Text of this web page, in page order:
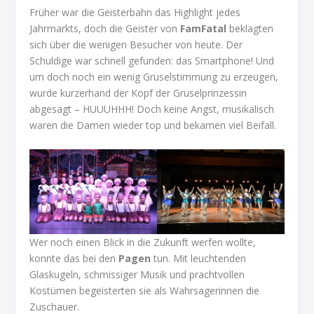
Früher war die Geisterbahn das Highlight jedes
Jahrmarkts, doch die Geister von FamFatal beklagten
sich über die wenigen Besucher von heute. Der
Schuldige war schnell gefunden: das Smartphone! Und
um doch noch ein wenig Gruselstimmung zu erzeugen,
wurde kurzerhand der Kopf der Gruselprinzessin
abgesägt – HUUUHHH! Doch keine Angst, musikalisch
waren die Damen wieder top und bekamen viel Beifall.
Wer noch einen Blick in die Zukunft werfen wollte,
konnte das bei den Pagen tun. Mit leuchtenden
Glaskugeln, schmissiger Musik und prachtvollen
Kostümen begeisterten sie als Wahrsagerinnen die
Zuschauer.